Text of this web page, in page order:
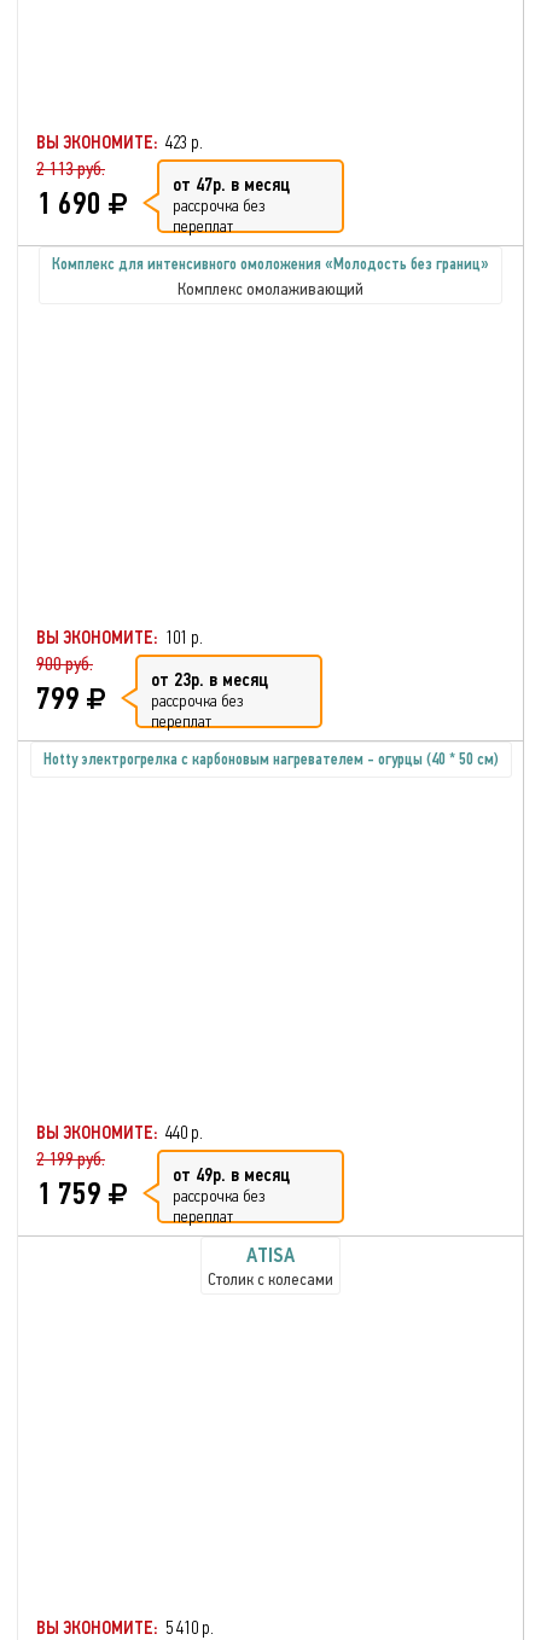
ВЫ ЭКОНОМИТЕ: 423 р.
2 113 руб.
1 690 от 47р. в месяц
рассрочка без
переплат
Комплекс для интенсивного омоложения «Молодость без границ»
Комплекс омолаживающий
ВЫ ЭКОНОМИТЕ: 101 р.
900 руб.
799 от 23р. в месяц
рассрочка без
переплат
Hotty электрогрелка с карбоновым нагревателем - огурцы (40 * 50 см)
ВЫ ЭКОНОМИТЕ: 440 р.
2 199 руб.
1 759 от 49р. в месяц
рассрочка без
переплат
ATISA
Столик с колесами
ВЫ ЭКОНОМИТЕ: 5 410 р.